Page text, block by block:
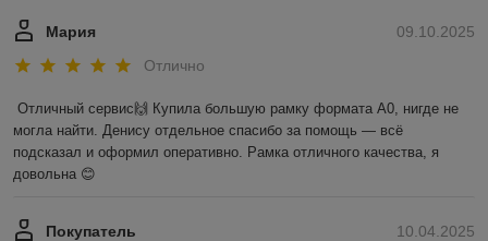
09.10.2025
Мария
Отлично
Отличный сервис🙌 Купила большую рамку формата А0, нигде не
могла найти. Денису отдельное спасибо за помощь — всё
подсказал и оформил оперативно. Рамка отличного качества, я
довольна 😊
10.04.2025
Покупатель